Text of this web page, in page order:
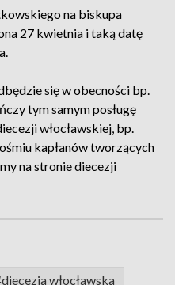
na biskupa
27 kwietnia i taką datę
się w obecności bp.
tym samym posługę
włocławskiej, bp.
kapłanów tworzących
na stronie diecezji
włocławska